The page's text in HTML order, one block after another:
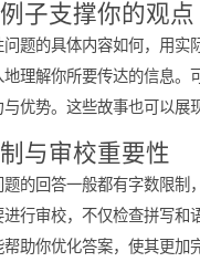
和真实感受，无论是成
同时，注重个性化的达
例子支撑你的
性问题的具体内容如何
深入地理解你所要传达
能力与优势。这些故事也